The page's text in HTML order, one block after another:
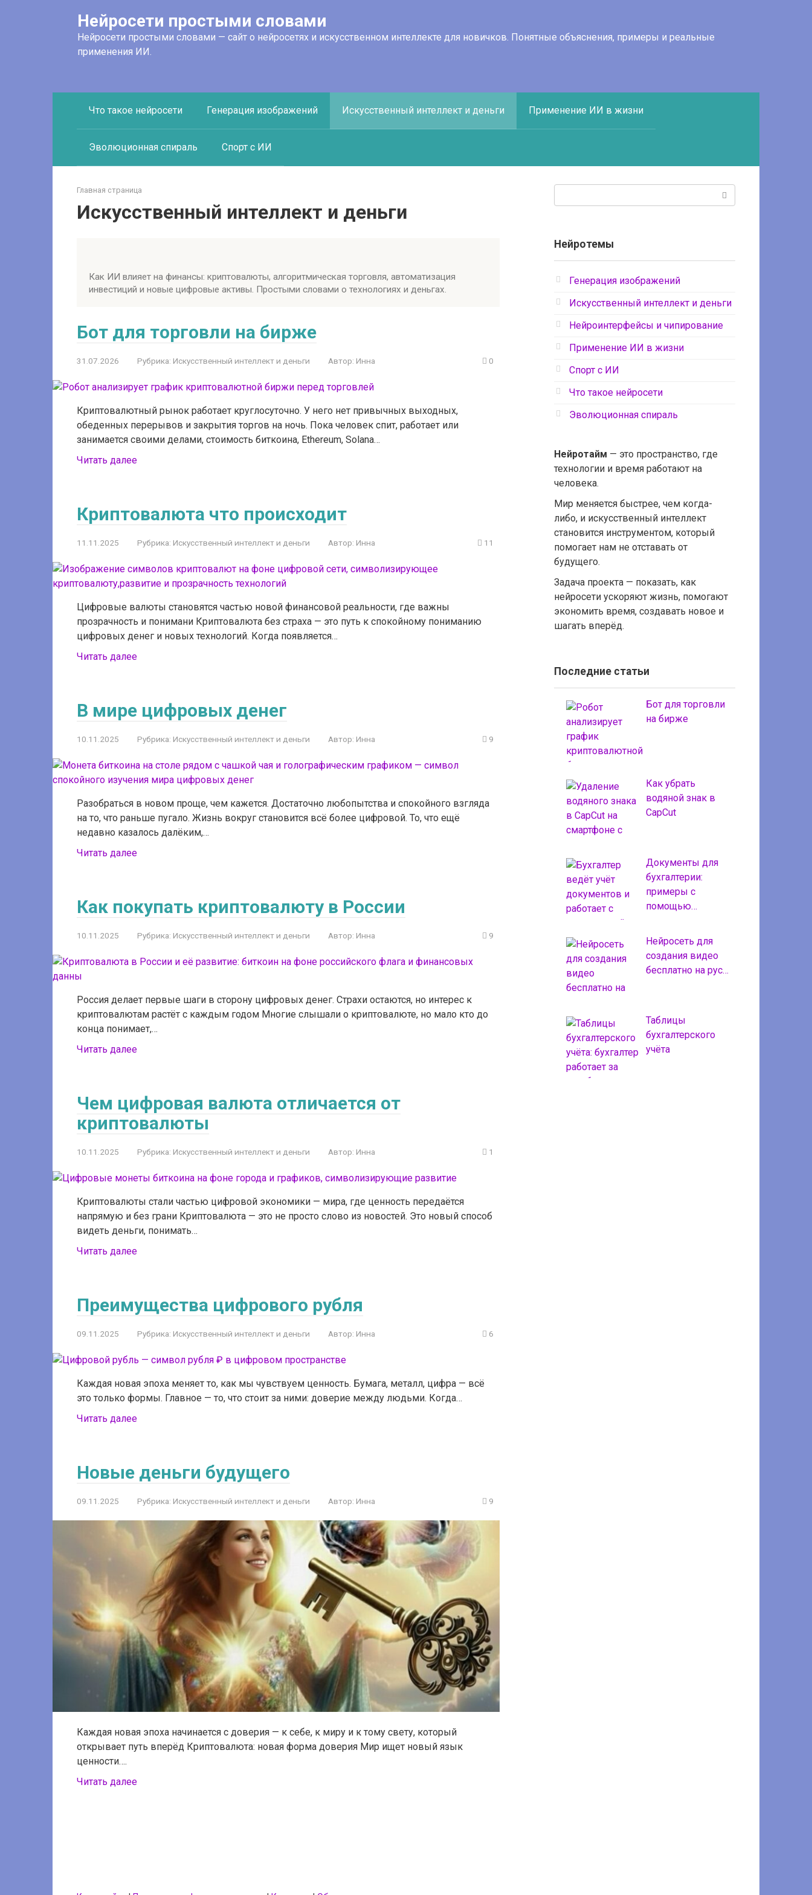
Нейросети простыми словами
Нейросети простыми словами — сайт о нейросетях и искусственном интеллекте для новичков. Понятные объяснения, примеры и реальные
применения ИИ.
Что такое нейросети Генерация изображений Искусственный интеллект и деньги Применение ИИ в жизни
Эволюционная спираль Спорт с ИИ
Главная страница
Искусственный интеллект и деньги
Как ИИ влияет на финансы: криптовалюты, алгоритмическая торговля, автоматизация
инвестиций и новые цифровые активы. Простыми словами о технологиях и деньгах.
Бот для торговли на бирже
31.07.2026 Рубрика: Искусственный интеллект и деньги Автор: Инна 0
Криптовалютный рынок работает круглосуточно. У него нет привычных выходных,
обеденных перерывов и закрытия торгов на ночь. Пока человек спит, работает или
занимается своими делами, стоимость биткоина, Ethereum, Solana…
Читать далее
Криптовалюта что происходит
11.11.2025 Рубрика: Искусственный интеллект и деньги Автор: Инна 11
Цифровые валюты становятся частью новой финансовой реальности, где важны
прозрачность и понимани Криптовалюта без страха — это путь к спокойному пониманию
цифровых денег и новых технологий. Когда появляется…
Читать далее
В мире цифровых денег
10.11.2025 Рубрика: Искусственный интеллект и деньги Автор: Инна 9
Разобраться в новом проще, чем кажется. Достаточно любопытства и спокойного взгляда
на то, что раньше пугало. Жизнь вокруг становится всё более цифровой. То, что ещё
недавно казалось далёким,…
Читать далее
Как покупать криптовалюту в России
10.11.2025 Рубрика: Искусственный интеллект и деньги Автор: Инна 9
Россия делает первые шаги в сторону цифровых денег. Страхи остаются, но интерес к
криптовалютам растёт с каждым годом Многие слышали о криптовалюте, но мало кто до
конца понимает,…
Читать далее
Чем цифровая валюта отличается от
криптовалюты
10.11.2025 Рубрика: Искусственный интеллект и деньги Автор: Инна 1
Криптовалюты стали частью цифровой экономики — мира, где ценность передаётся
напрямую и без грани Криптовалюта — это не просто слово из новостей. Это новый способ
видеть деньги, понимать…
Читать далее
Преимущества цифрового рубля
09.11.2025 Рубрика: Искусственный интеллект и деньги Автор: Инна 6
Каждая новая эпоха меняет то, как мы чувствуем ценность. Бумага, металл, цифра — всё
это только формы. Главное — то, что стоит за ними: доверие между людьми. Когда…
Читать далее
Новые деньги будущего
09.11.2025 Рубрика: Искусственный интеллект и деньги Автор: Инна 9
Каждая новая эпоха начинается с доверия — к себе, к миру и к тому свету, который
открывает путь вперёд Криптовалюта: новая форма доверия Мир ищет новый язык
ценности….
Читать далее
Нейротемы
Генерация изображений
Искусственный интеллект и деньги
Нейроинтерфейсы и чипирование
Применение ИИ в жизни
Спорт с ИИ
Что такое нейросети
Эволюционная спираль
Нейротайм — это пространство, где
технологии и время работают на
человека.
Мир меняется быстрее, чем когда-
либо, и искусственный интеллект
становится инструментом, который
помогает нам не отставать от
будущего.
Задача проекта — показать, как
нейросети ускоряют жизнь, помогают
экономить время, создавать новое и
шагать вперёд.
Последние статьи
Бот для торговли
на бирже
Как убрать
водяной знак в
CapCut
Документы для
бухгалтерии:
примеры с
помощью…
Нейросеть для
создания видео
бесплатно на рус…
Таблицы
бухгалтерского
учёта